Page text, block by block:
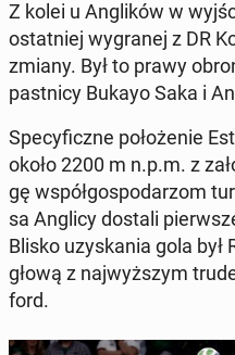
Z kolei u An­gli­ków w
ostat­niej wy­gra­nej z DR
zmiany. Był to prawy
past­ni­cy Bukayo Saka i
Spe­cy­ficz­ne po­ło­że­nie
około 2200 m n.p.m. z
gę współ­go­spo­da­rzom
sa Anglicy dostali
Blisko uzy­ska­nia gola był
głową z naj­wyż­szym
ford.